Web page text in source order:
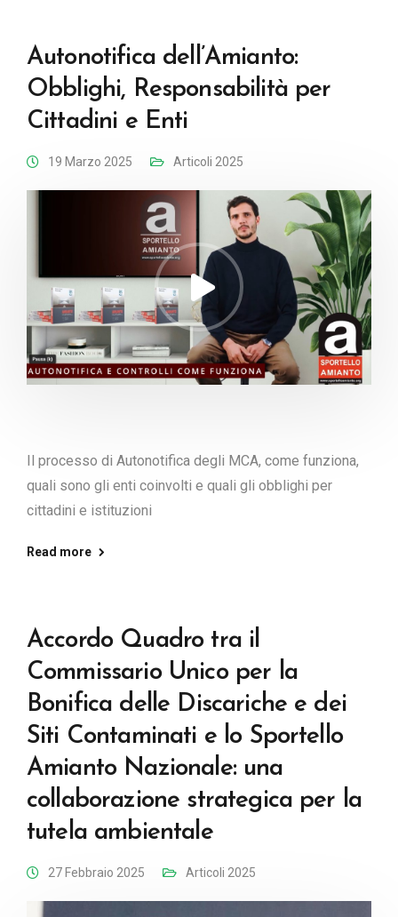
Autonotifica dell’Amianto:
Obblighi, Responsabilità per
Cittadini e Enti
19 Marzo 2025 Articoli 2025
Il processo di Autonotifica degli MCA, come funziona,
quali sono gli enti coinvolti e quali gli obblighi per
cittadini e istituzioni
Read more
Accordo Quadro tra il
Commissario Unico per la
Bonifica delle Discariche e dei
Siti Contaminati e lo Sportello
Amianto Nazionale: una
collaborazione strategica per la
tutela ambientale
27 Febbraio 2025 Articoli 2025